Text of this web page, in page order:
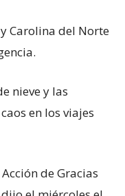
Carolina del Norte
nieve y las
en los viajes
de Gracias